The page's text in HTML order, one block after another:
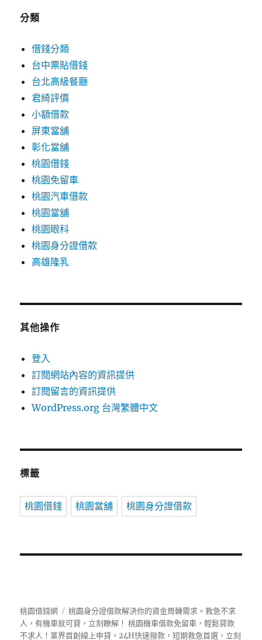
分類
借錢分類
台中票貼借錢
台北高級餐廳
君綺評價
小額借款
屏東當舖
彰化當舖
桃園借錢
桃園免留車
桃園汽車借款
桃園當舖
桃園眼科
桃園身分證借款
高雄隆乳
其他操作
登入
訂閱網站內容的資訊提供
訂閱留言的資訊提供
WordPress.org 台灣繁體中文
標籤
桃園借錢 桃園當舖 桃園身分證借款
桃園借錢網
桃園身分證借款解決你的資金周轉需求。救急不求
人，有機車就可貸，立刻瞭解！ 桃園機車借款免留車，輕鬆貸款
不求人！業界首創線上申貸，24H快速撥款，短期救急首選，立刻